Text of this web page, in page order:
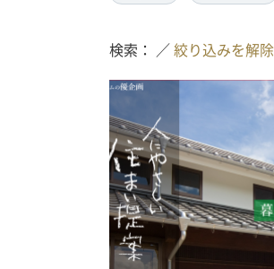
検索： ／絞り込みを解除